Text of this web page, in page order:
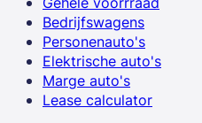
Bedrijfswagens
Personenauto's
Elektrische auto's
Marge auto's
Lease calculator